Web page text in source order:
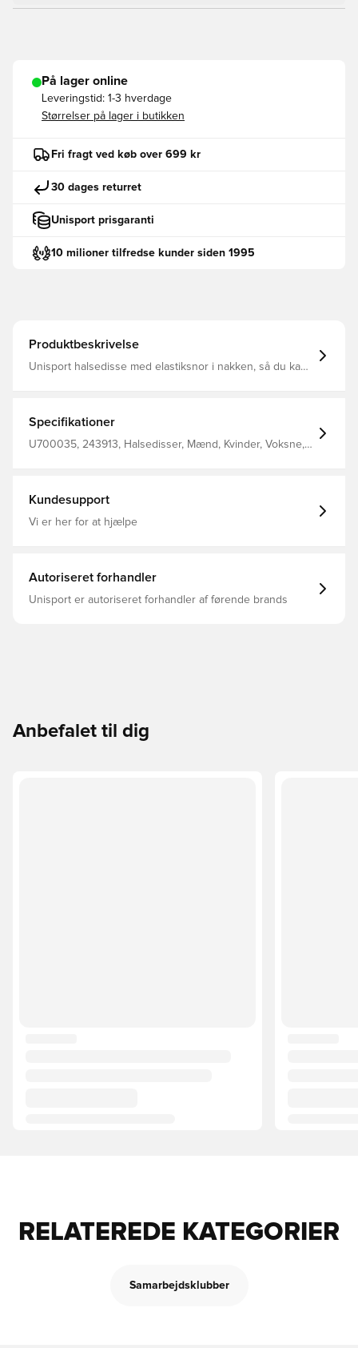
På lager online
Leveringstid: 1-3 hverdage
Størrelser på lager i butikken
Fri fragt ved køb over 699 kr
30 dages returret
Unisport prisgaranti
10 milioner tilfredse kunder siden 1995
Produktbeskrivelse
Unisport halsedisse med elastiksnor i nakken, så du kan
Specifikationer
U700035, 243913, Halsedisser, Mænd, Kvinder, Voksne,
Kundesupport
Vi er her for at hjælpe
Autoriseret forhandler
Unisport er autoriseret forhandler af førende brands
Anbefalet til dig
RELATEREDE KATEGORIER
Samarbejdsklubber